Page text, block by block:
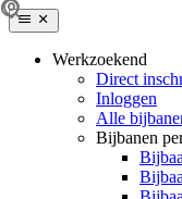
Werkzoekend
Direct
Inloggen
Alle
Bijbanen